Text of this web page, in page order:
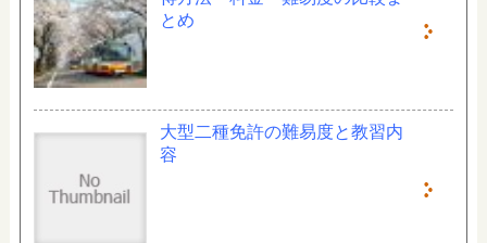
とめ
大型二種免許の難易度と教習内
容